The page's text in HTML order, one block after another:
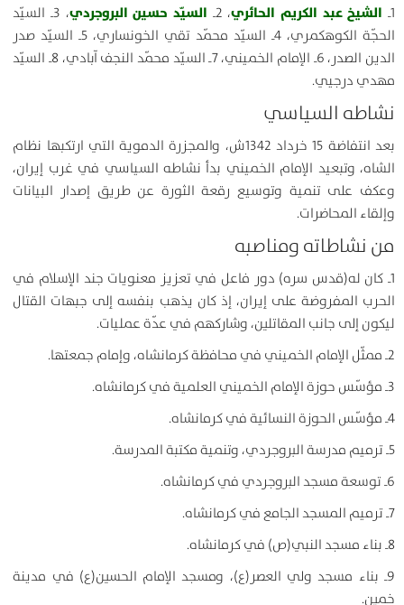
1ـ الشيخ عبد الكريم الحائري، 2ـ السيّد حسين البروجردي
، 3ـ السيّد
الحجّة الكوهكمري، 4ـ السيّد محمّد تقي الخونساري، 5ـ السيّد صدر
الدين الصدر، 6ـ الإمام الخميني، 7ـ السيّد محمّد النجف آبادي، 8ـ السيّد
مهدي درجيي.
نشاطه السياسي
بعد انتفاضة 15 خرداد 1342ش، والمجزرة الدموية التي ارتكبها نظام
الشاه، وتبعيد الإمام الخميني بدأ نشاطه السياسي في غرب إيران،
وعكف على تنمية وتوسيع رقعة الثورة عن طريق إصدار البيانات
وإلقاء المحاضرات.
من نشاطاته ومناصبه
1ـ كان له(قدس سره) دور فاعل في تعزيز معنويات جند الإسلام في
الحرب المفروضة على إيران، إذ كان يذهب بنفسه إلى جبهات القتال
ليكون إلى جانب المقاتلين، وشاركهم في عدّة عمليات.
2ـ ممثّل الإمام الخميني في محافظة كرمانشاه، وإمام جمعتها.
3ـ مؤسّس حوزة الإمام الخميني العلمية في كرمانشاه.
4ـ مؤسّس الحوزة النسائية في كرمانشاه.
5ـ ترميم مدرسة البروجردي، وتنمية مكتبة المدرسة.
6ـ توسعة مسجد البروجردي في كرمانشاه.
7ـ ترميم المسجد الجامع في كرمانشاه.
8ـ بناء مسجد النبي(ص) في كرمانشاه.
9ـ بناء مسجد ولي العصر(ع)، ومسجد الإمام الحسين(ع) في مدينة
خمين.